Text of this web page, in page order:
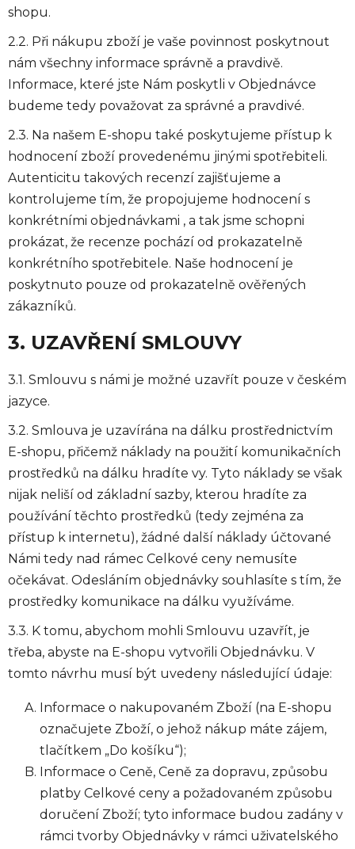
shopu.
2.2. Při nákupu zboží je vaše povinnost poskytnout
nám všechny informace správně a pravdivě.
Informace, které jste Nám poskytli v Objednávce
budeme tedy považovat za správné a pravdivé.
2.3. Na našem E-shopu také poskytujeme přístup k
hodnocení zboží provedenému jinými spotřebiteli.
Autenticitu takových recenzí zajišťujeme a
kontrolujeme tím, že propojujeme hodnocení s
konkrétními objednávkami , a tak jsme schopni
prokázat, že recenze pochází od prokazatelně
konkrétního spotřebitele. Naše hodnocení je
poskytnuto pouze od prokazatelně ověřených
zákazníků.
3. UZAVŘENÍ SMLOUVY
3.1. Smlouvu s námi je možné uzavřít pouze v českém
jazyce.
3.2. Smlouva je uzavírána na dálku prostřednictvím
E-shopu, přičemž náklady na použití komunikačních
prostředků na dálku hradíte vy. Tyto náklady se však
nijak neliší od základní sazby, kterou hradíte za
používání těchto prostředků (tedy zejména za
přístup k internetu), žádné další náklady účtované
Námi tedy nad rámec Celkové ceny nemusíte
očekávat. Odesláním objednávky souhlasíte s tím, že
prostředky komunikace na dálku využíváme.
3.3. K tomu, abychom mohli Smlouvu uzavřít, je
třeba, abyste na E-shopu vytvořili Objednávku. V
tomto návrhu musí být uvedeny následující údaje:
Informace o nakupovaném Zboží (na E-shopu
označujete Zboží, o jehož nákup máte zájem,
tlačítkem „Do košíku“);
Informace o Ceně, Ceně za dopravu, způsobu
platby Celkové ceny a požadovaném způsobu
doručení Zboží; tyto informace budou zadány v
rámci tvorby Objednávky v rámci uživatelského